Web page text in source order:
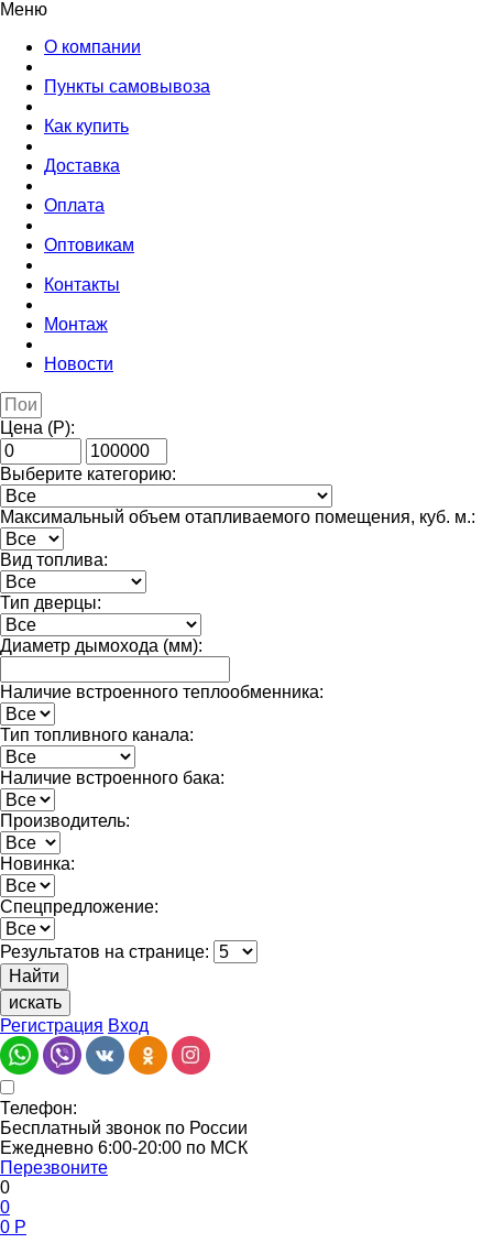
Меню
О компании
Пункты самовывоза
Как купить
Доставка
Оплата
Оптовикам
Контакты
Монтаж
Новости
Цена (Р):
Выберите категорию:
Максимальный объем отапливаемого помещения, куб. м.:
Вид топлива:
Тип дверцы:
Диаметр дымохода (мм):
Наличие встроенного теплообменника:
Тип топливного канала:
Наличие встроенного бака:
Производитель:
Новинка:
Спецпредложение:
Результатов на странице:
Найти
искать
Регистрация Вход
Телефон:
Бесплатный звонок по России
Ежедневно 6:00-20:00 по МСК
Перезвоните
0
0
0 Р